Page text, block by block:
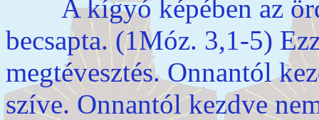
A kígyó képében az
becsapta. (1Móz. 3,1-5)
megtévesztés. Onnantól
szíve. Onnantól kezdve